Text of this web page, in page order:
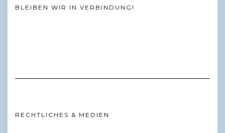
BLEIBEN WIR IN VERBINDUNG!
RECHTLICHES & MEDIEN